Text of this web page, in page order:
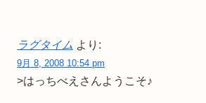
ラグタイム より:
9月 8, 2008 10:54 pm
>はっちべえさんようこそ♪